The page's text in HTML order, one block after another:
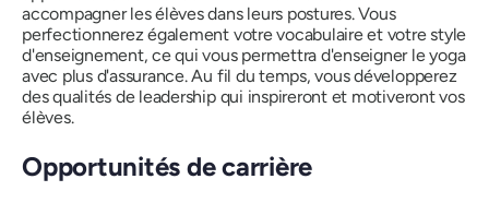
accompagner les élèves dans leurs postures. Vous
perfectionnerez également votre vocabulaire et votre style
d'enseignement, ce qui vous permettra d'enseigner le yoga
avec plus d'assurance. Au fil du temps, vous développerez
des qualités de leadership qui inspireront et motiveront vos
élèves.
Opportunités de carrière